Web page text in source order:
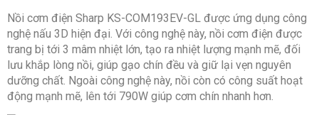
Nồi cơm điện Sharp KS-COM193EV-GL được ứng dụng công
nghệ nấu 3D hiện đại. Với công nghệ này, nồi cơm điện được
trang bị tới 3 mâm nhiệt lớn, tạo ra nhiệt lượng mạnh mẽ, đối
lưu khắp lòng nồi, giúp gạo chín đều và giữ lại vẹn nguyên
dưỡng chất. Ngoài công nghệ này, nồi còn có công suất hoạt
động mạnh mẽ, lên tới 790W giúp cơm chín nhanh hơn.